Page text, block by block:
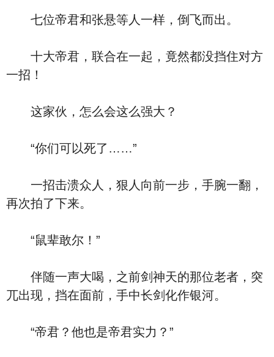
七位帝君和张悬等人一样，倒飞而出。
十大帝君，联合在一起，竟然都没挡住对方
一招！
这家伙，怎么会这么强大？
“你们可以死了……”
一招击溃众人，狠人向前一步，手腕一翻，
再次拍了下来。
“鼠辈敢尔！”
伴随一声大喝，之前剑神天的那位老者，突
兀出现，挡在面前，手中长剑化作银河。
“帝君？他也是帝君实力？”